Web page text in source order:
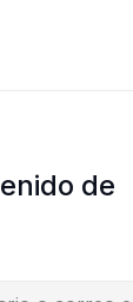
de